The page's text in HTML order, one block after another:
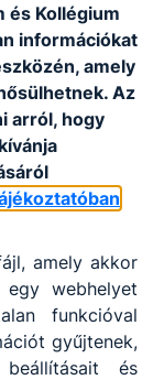
új honlapunk
még
Addig is
és Kollégium
információkat
amely
Az
arról, hogy
amely akkor
webhelyet
funkcióval
gyűjtenek,
és